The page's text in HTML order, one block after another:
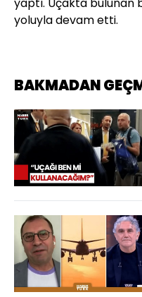
yoluyla devam etti.
BAKMADAN